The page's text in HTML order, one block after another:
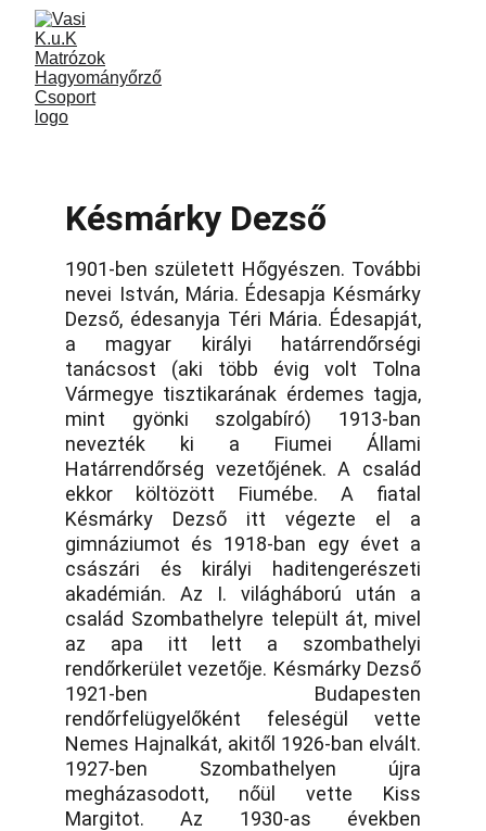
Késmárky Dezső
1901-ben született Hőgyészen. További
nevei István, Mária. Édesapja Késmárky
Dezső, édesanyja Téri Mária. Édesapját,
a magyar királyi határrendőrségi
tanácsost (aki több évig volt Tolna
Vármegye tisztikarának érdemes tagja,
mint gyönki szolgabíró) 1913-ban
nevezték ki a Fiumei Állami
Határrendőrség vezetőjének. A család
ekkor költözött Fiumébe. A fiatal
Késmárky Dezső itt végezte el a
gimnáziumot és 1918-ban egy évet a
császári és királyi haditengerészeti
akadémián. Az I. világháború után a
család Szombathelyre települt át, mivel
az apa itt lett a szombathelyi
rendőrkerület vezetője. Késmárky Dezső
1921-ben Budapesten
rendőrfelügyelőként feleségül vette
Nemes Hajnalkát, akitől 1926-ban elvált.
1927-ben Szombathelyen újra
megházasodott, nőül vette Kiss
Margitot. Az 1930-as években